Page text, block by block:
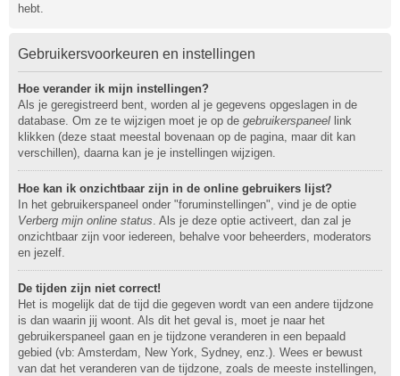
hebt.
Gebruikersvoorkeuren en instellingen
Hoe verander ik mijn instellingen?
Als je geregistreerd bent, worden al je gegevens opgeslagen in de
database. Om ze te wijzigen moet je op de gebruikerspaneel link
klikken (deze staat meestal bovenaan op de pagina, maar dit kan
verschillen), daarna kan je je instellingen wijzigen.
Hoe kan ik onzichtbaar zijn in de online gebruikers lijst?
In het gebruikerspaneel onder "foruminstellingen", vind je de optie
Verberg mijn online status. Als je deze optie activeert, dan zal je
onzichtbaar zijn voor iedereen, behalve voor beheerders, moderators
en jezelf.
De tijden zijn niet correct!
Het is mogelijk dat de tijd die gegeven wordt van een andere tijdzone
is dan waarin jij woont. Als dit het geval is, moet je naar het
gebruikerspaneel gaan en je tijdzone veranderen in een bepaald
gebied (vb: Amsterdam, New York, Sydney, enz.). Wees er bewust
van dat het veranderen van de tijdzone, zoals de meeste instellingen,